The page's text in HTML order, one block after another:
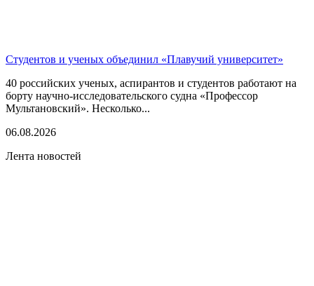
Студентов и ученых объединил «Плавучий университет»
40 российских ученых, аспирантов и студентов работают на
борту научно-исследовательского судна «Профессор
Мультановский». Несколько...
06.08.2026
Лента новостей